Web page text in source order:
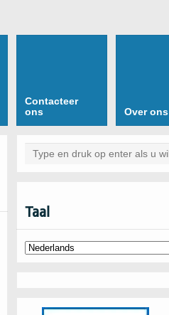
Contacteer
ons
Over ons
Taal